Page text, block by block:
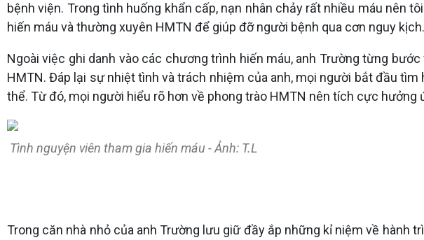
bệnh viện. Trong tình huống khẩn cấp, nạn nhân chảy rất nhiều máu nên
hiến máu và thường xuyên HMTN để giúp đỡ người bệnh qua cơn nguy
Ngoài việc ghi danh vào các chương trình hiến máu, anh Trường từng
HMTN. Đáp lại sự nhiệt tình và trách nhiệm của anh, mọi người bắt đầu
thể. Từ đó, mọi người hiểu rõ hơn về phong trào HMTN nên tích cực hưởng
Tình nguyện viên tham gia hiến máu - Ảnh: T.L
Trong căn nhà nhỏ của anh Trường lưu giữ đầy ắp những kỉ niệm về hành